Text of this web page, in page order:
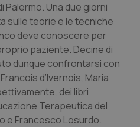
Palermo. Una due giorni
sulle teorie e le tecniche
deve conoscere per
paziente. Decine di
dunque confrontarsi con
d’Ivernois, Maria
dei libri
Terapeutica del
e Francesco Losurdo.